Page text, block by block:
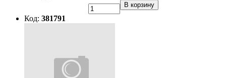
В корзину
Код: 381791